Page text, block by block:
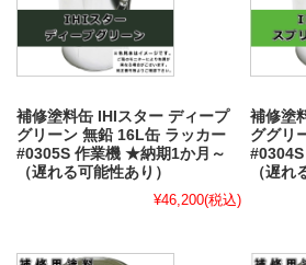
補修塗料缶 IHIスター ディープ
グリーン 無鉛 16L缶 ラッカー
#0305S 作業機 ★納期1か月～
（遅れる可能性あり）
¥46,200(税込)
補修塗
ググリ
（遅れ